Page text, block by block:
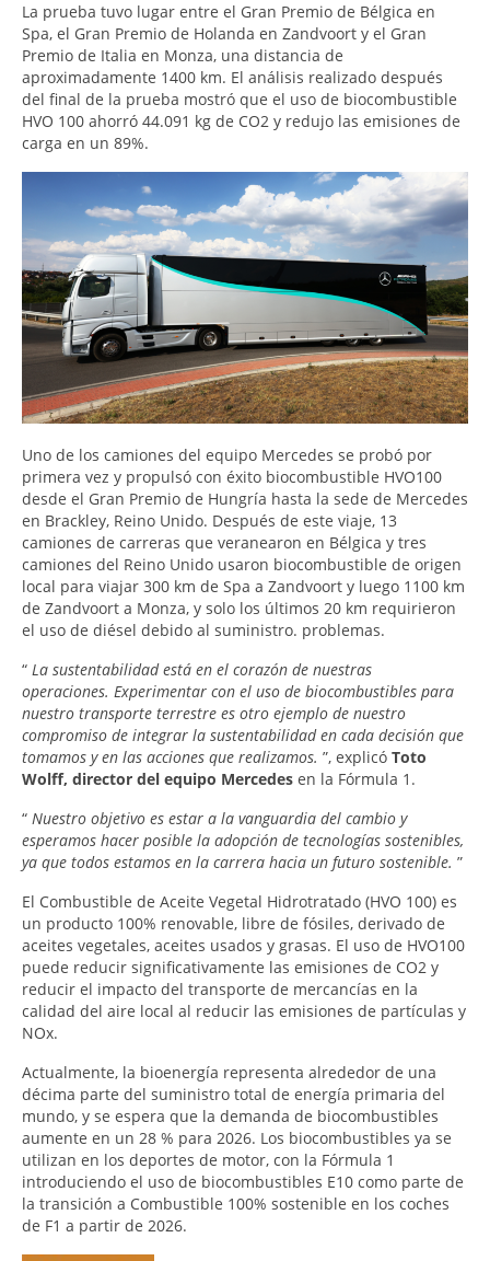
La prueba tuvo lugar entre el Gran Premio de Bélgica en
Spa, el Gran Premio de Holanda en Zandvoort y el Gran
Premio de Italia en Monza, una distancia de
aproximadamente 1400 km. El análisis realizado después
del final de la prueba mostró que el uso de biocombustible
HVO 100 ahorró 44.091 kg de CO2 y redujo las emisiones de
carga en un 89%.
Uno de los camiones del equipo Mercedes se probó por
primera vez y propulsó con éxito biocombustible HVO100
desde el Gran Premio de Hungría hasta la sede de Mercedes
en Brackley, Reino Unido. Después de este viaje, 13
camiones de carreras que veranearon en Bélgica y tres
camiones del Reino Unido usaron biocombustible de origen
local para viajar 300 km de Spa a Zandvoort y luego 1100 km
de Zandvoort a Monza, y solo los últimos 20 km requirieron
el uso de diésel debido al suministro. problemas.
“ La sustentabilidad está en el corazón de nuestras
operaciones. Experimentar con el uso de biocombustibles para
nuestro transporte terrestre es otro ejemplo de nuestro
compromiso de integrar la sustentabilidad en cada decisión que
tomamos y en las acciones que realizamos. ”, explicó Toto
Wolff, director del equipo Mercedes en la Fórmula 1.
“ Nuestro objetivo es estar a la vanguardia del cambio y
esperamos hacer posible la adopción de tecnologías sostenibles,
ya que todos estamos en la carrera hacia un futuro sostenible. ”
El Combustible de Aceite Vegetal Hidrotratado (HVO 100) es
un producto 100% renovable, libre de fósiles, derivado de
aceites vegetales, aceites usados ​​y grasas. El uso de HVO100
puede reducir significativamente las emisiones de CO2 y
reducir el impacto del transporte de mercancías en la
calidad del aire local al reducir las emisiones de partículas y
NOx.
Actualmente, la bioenergía representa alrededor de una
décima parte del suministro total de energía primaria del
mundo, y se espera que la demanda de biocombustibles
aumente en un 28 % para 2026. Los biocombustibles ya se
utilizan en los deportes de motor, con la Fórmula 1
introduciendo el uso de biocombustibles E10 como parte de
la transición a Combustible 100% sostenible en los coches
de F1 a partir de 2026.